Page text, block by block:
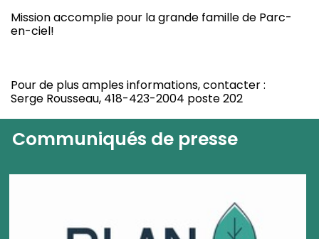
Mission accomplie pour la grande famille de Parc-
en-ciel!
Pour de plus amples informations, contacter :
Serge Rousseau, 418-423-2004 poste 202
Communiqués de presse